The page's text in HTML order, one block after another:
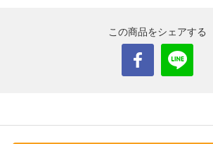
この商品をシェアする